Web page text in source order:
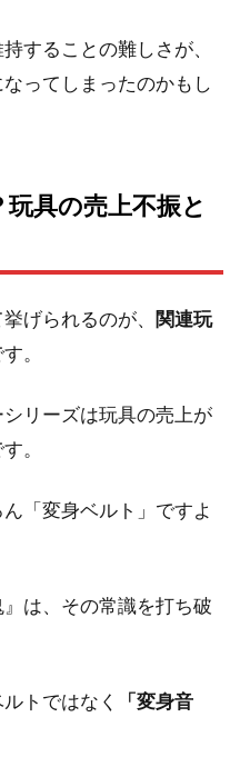
することの難しさが、
ってしまったのかもし
具の売上不振と
げられるのが、 関連玩
。
リーズは玩具の売上が
。
「変身ベルト」ですよ
は、その常識を打ち破
トではなく
「変身音